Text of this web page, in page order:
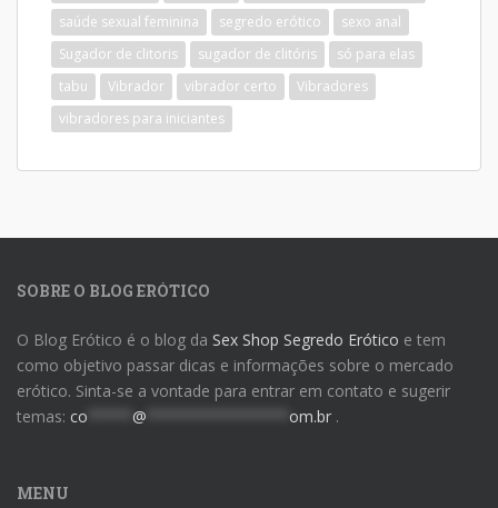
saúde sexual feminina
segredo erótico
sexo anal
Sugador de clitoris
sugador de clitóris
só para elas
tabu
Vibrador vibrador certo
Vibradores
vibradores para iniciantes
SOBRE O BLOG ERÓTICO
O Blog Erótico é o blog da Sex Shop Segredo Erótico e tem
como objetivo passar dicas e informações sobre o mercado
erótico. Sinta-se a vontade para entrar em contato e sugerir
temas: co @ om.br .
MENU